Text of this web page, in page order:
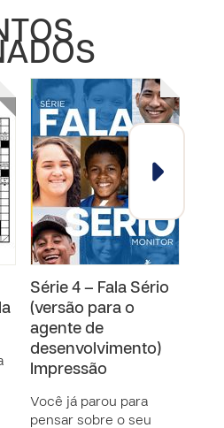
Série 4 – Fala Sério
(versão para o
agente de
desenvolvimento)
Impressão
Você já parou para
pensar sobre o seu